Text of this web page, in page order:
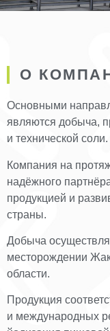
О
Основными
являются добыча,
и технической соли.
Компания на
надёжного
продукцией и
страны.
Добыча
месторождении
области.
Продукция
и международных